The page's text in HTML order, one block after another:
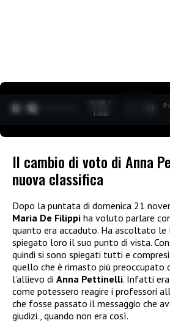
0:30 /
1:40
Il cambio di voto di Anna
nuova classifica
Dopo la puntata di domenica 21
Maria De Filippi ha voluto parlare
quanto era accaduto. Ha ascoltato le
spiegato loro il suo punto di vista. Con
quindi si sono spiegati tutti e
quello che è rimasto più
l’allievo di Anna Pettinelli. Infatti
come potessero reagire i professori
che fosse passato il messaggio che
giudizi., quando non era così.